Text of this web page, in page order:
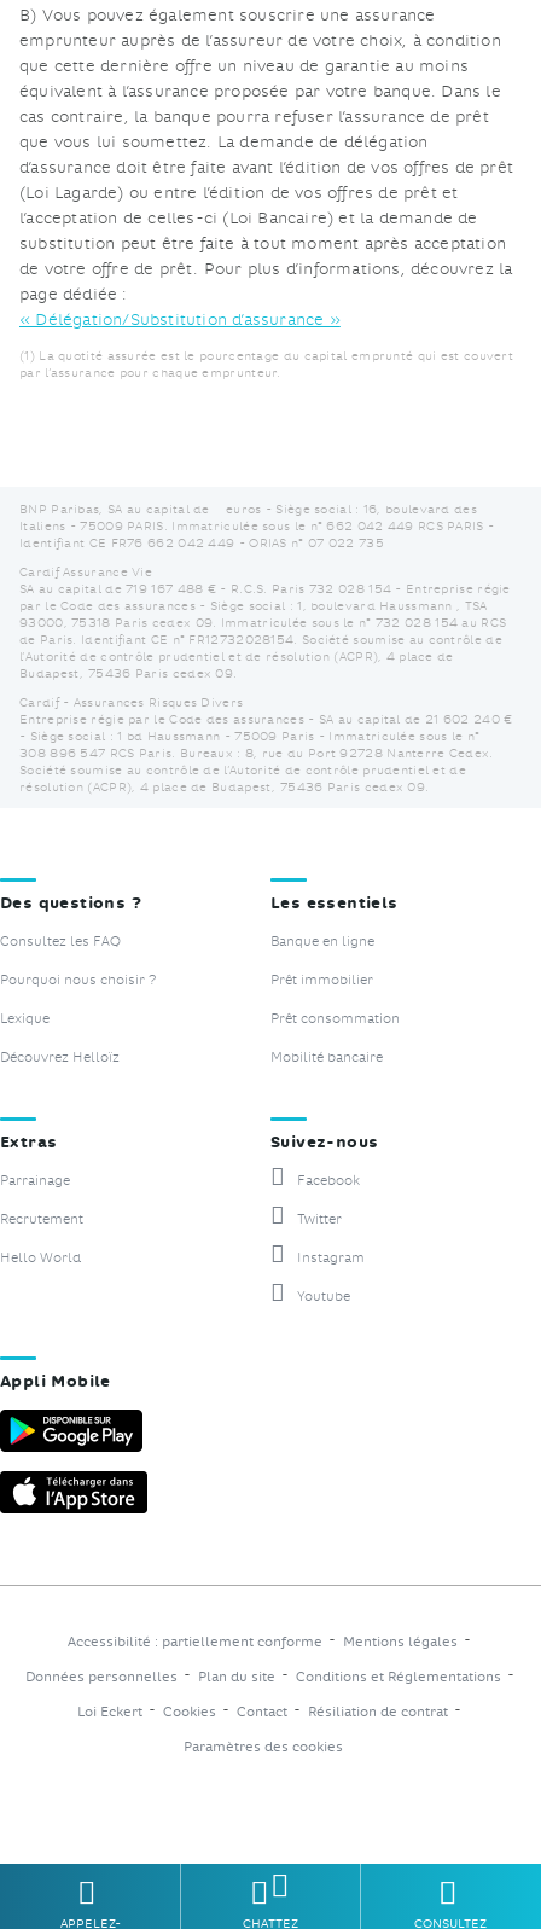
B) Vous pouvez également souscrire une assurance
emprunteur auprès de l’assureur de votre choix, à condition
que cette dernière offre un niveau de garantie au moins
équivalent à l’assurance proposée par votre banque. Dans le
cas contraire, la banque pourra refuser l’assurance de prêt
que vous lui soumettez. La demande de délégation
d’assurance doit être faite avant l’édition de vos offres de prêt
(Loi Lagarde) ou entre l’édition de vos offres de prêt et
l’acceptation de celles-ci (Loi Bancaire) et la demande de
substitution peut être faite à tout moment après acceptation
de votre offre de prêt. Pour plus d’informations, découvrez la
page dédiée :
« Délégation/Substitution d’assurance »
(1) La quotité assurée est le pourcentage du capital emprunté qui est couvert
par l’assurance pour chaque emprunteur.
BNP Paribas, SA au capital de
euros - Siège social : 16, boulevard des
Italiens - 75009 PARIS. Immatriculée sous le n° 662 042 449 RCS PARIS -
Identifiant CE FR76 662 042 449 - ORIAS n° 07 022 735
Cardif Assurance Vie
SA au capital de 719 167 488 € - R.C.S. Paris 732 028 154 - Entreprise régie
par le Code des assurances - Siège social : 1, boulevard Haussmann , TSA
93000, 75318 Paris cedex 09. Immatriculée sous le n° 732 028 154 au RCS
de Paris. Identifiant CE n° FR12732028154. Société soumise au contrôle de
l’Autorité de contrôle prudentiel et de résolution (ACPR), 4 place de
Budapest, 75436 Paris cedex 09.
Cardif - Assurances Risques Divers
Entreprise régie par le Code des assurances - SA au capital de 21 602 240 €
- Siège social : 1 bd Haussmann - 75009 Paris - Immatriculée sous le n°
308 896 547 RCS Paris. Bureaux : 8, rue du Port 92728 Nanterre Cedex.
Société soumise au contrôle de l’Autorité de contrôle prudentiel et de
résolution (ACPR), 4 place de Budapest, 75436 Paris cedex 09.
Des questions ?
Consultez les FAQ
Pourquoi nous choisir ?
Lexique
Découvrez Helloïz
Les essentiels
Banque en ligne
Prêt immobilier
Prêt consommation
Mobilité bancaire
Extras
Parrainage
Recrutement
Hello World
Suivez-nous
Facebook
Twitter
Instagram
Youtube
Appli Mobile
Accessibilité : partiellement conforme
Mentions légales
Données personnelles
Plan du site
Conditions et Réglementations
Loi Eckert
Cookies Contact
Résiliation de contrat
Paramètres des cookies
APPELEZ-
CHATTEZ
CONSULTEZ